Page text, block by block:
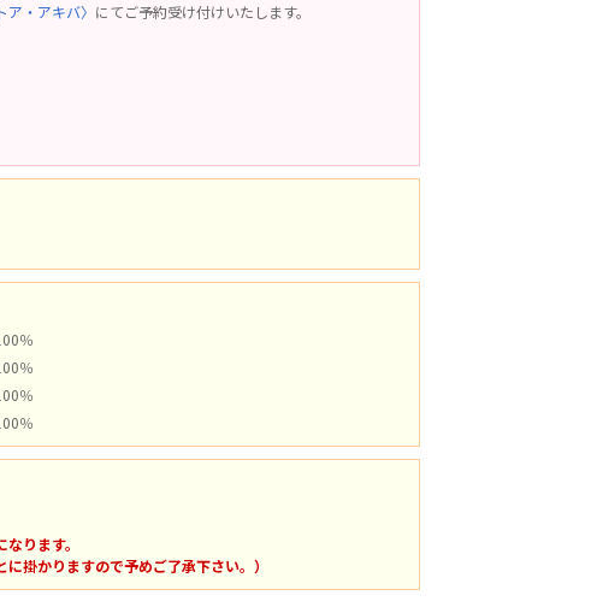
ア・アキバ〉 にてご予約受け付けいたします。
％
％
％
％
ります。
掛かりますので予めご了承下さい。）